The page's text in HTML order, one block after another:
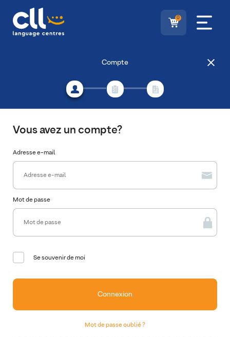
0
Compte
Vous avez un compte?
Adresse e-mail
Mot de passe
Se souvenir de moi
Connexion
Mot de passe oublié ?